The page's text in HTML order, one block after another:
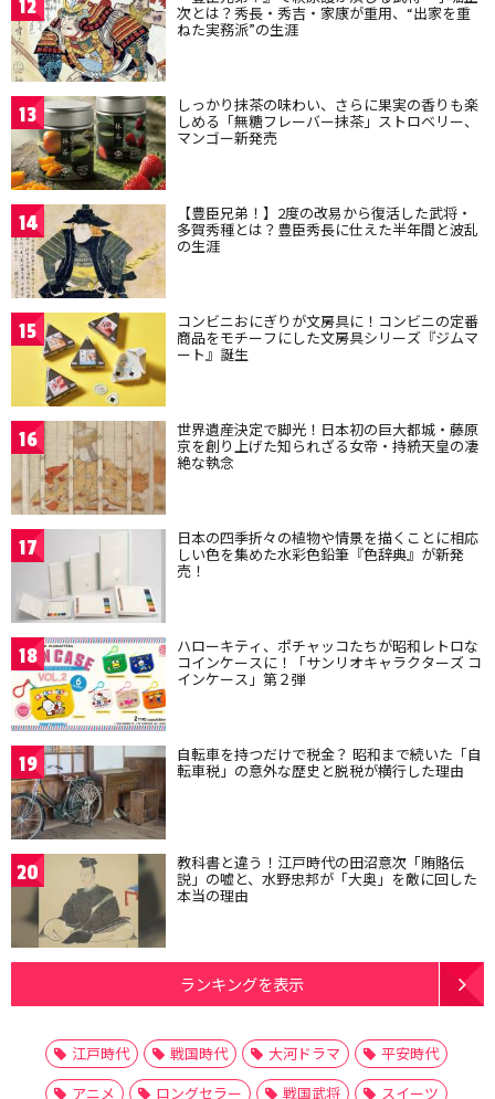
12 次とは？秀長・秀吉・家康が重用、“出家を重
ねた実務派”の生涯
13 しっかり抹茶の味わい、さらに果実の香りも楽
しめる「無糖フレーバー抹茶」ストロベリー、
マンゴー新発売
14 【豊臣兄弟！】2度の改易から復活した武将・
多賀秀種とは？豊臣秀長に仕えた半年間と波乱
の生涯
15 コンビニおにぎりが文房具に！コンビニの定番
商品をモチーフにした文房具シリーズ『ジムマ
ート』誕生
16 世界遺産決定で脚光！日本初の巨大都城・藤原
京を創り上げた知られざる女帝・持統天皇の凄
絶な執念
17 日本の四季折々の植物や情景を描くことに相応
しい色を集めた水彩色鉛筆『色辞典』が新発
売！
18 ハローキティ、ポチャッコたちが昭和レトロな
コインケースに！「サンリオキャラクターズ コ
インケース」第２弾
19 自転車を持つだけで税金？ 昭和まで続いた「自
転車税」の意外な歴史と脱税が横行した理由
20 教科書と違う！江戸時代の田沼意次「賄賂伝
説」の嘘と、水野忠邦が「大奥」を敵に回した
本当の理由
ランキングを表示
江戸時代 戦国時代 大河ドラマ
平安時代
アニメ
ロングセラー 戦国武将
スイーツ